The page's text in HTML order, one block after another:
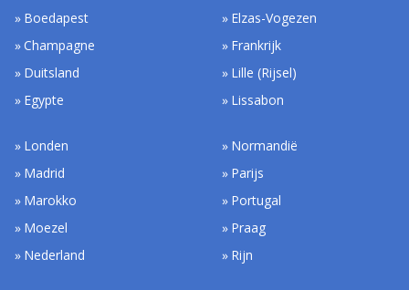
Boedapest
Champagne
Duitsland
Egypte
Elzas-Vogezen
Frankrijk
Lille (Rijsel)
Lissabon
Londen
Madrid
Marokko
Moezel
Nederland
Normandië
Parijs
Portugal
Praag
Rijn